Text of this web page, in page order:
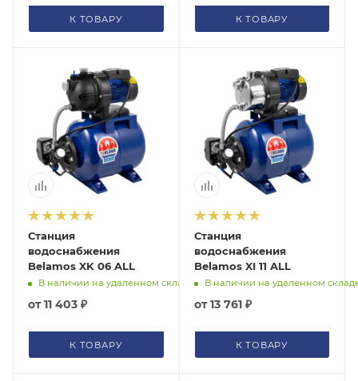
К ТОВАРУ К ТОВАРУ
Станция
водоснабжения
Belamos XK 06 ALL
В наличии на удаленном складе
от11 403 ₽
К ТОВАРУ
Станция
водоснабжения
Belamos XI 11 ALL
В наличии на удаленном
от13 761 ₽
К ТОВАРУ